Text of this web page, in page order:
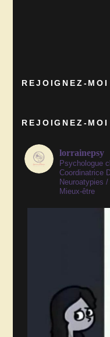
REJOIGNEZ-
REJOIGNEZ-
lorrainepsy
Psychologue
Coordinatrice
Neuroatypies
Mieux-être